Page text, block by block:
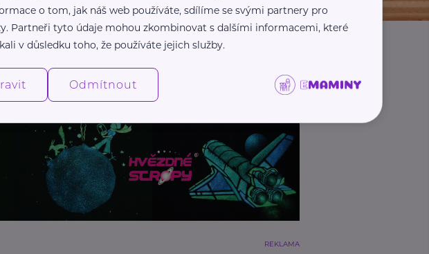
REKLAMA
o tom, jak náš web používáte, sdílíme se svými partnery pro
Partneři tyto údaje mohou zkombinovat s dalšími informacemi, které
v důsledku toho, že používáte jejich služby.
Odmítnout